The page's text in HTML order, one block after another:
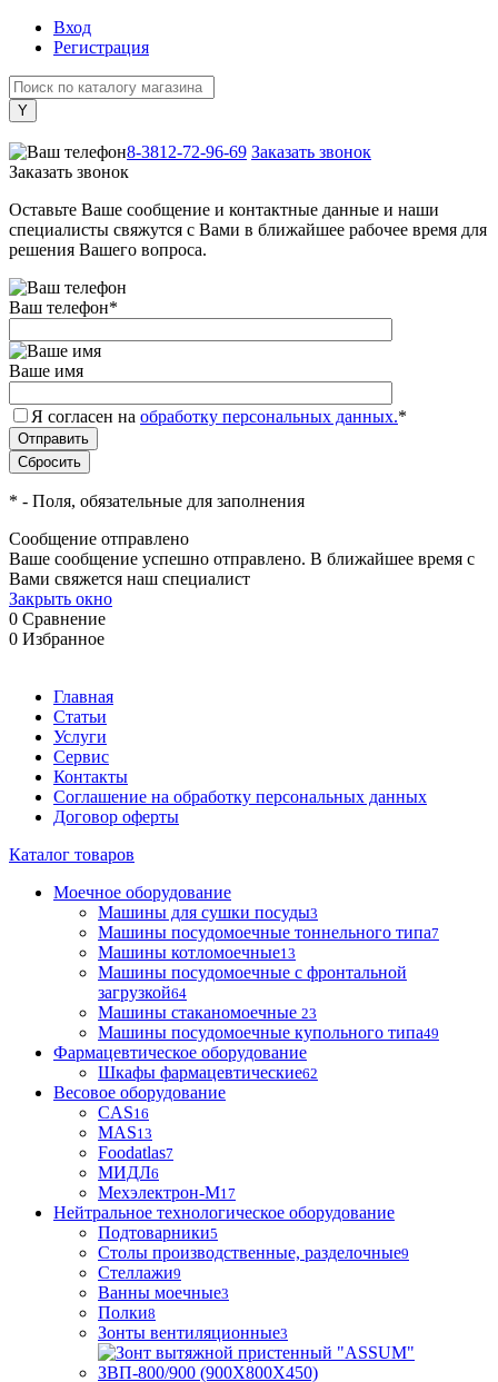
Вход
Регистрация
8-3812-72-96-69 Заказать звонок
Заказать звонок
Оставьте Ваше сообщение и контактные данные и наши
специалисты свяжутся с Вами в ближайшее рабочее время для
решения Вашего вопроса.
Ваш телефон*
Ваше имя
Я согласен на обработку персональных данных.*
* - Поля, обязательные для заполнения
Сообщение отправлено
Ваше сообщение успешно отправлено. В ближайшее время с
Вами свяжется наш специалист
Закрыть окно
0 Сравнение
0 Избранное
Главная
Статьи
Услуги
Сервис
Контакты
Соглашение на обработку персональных данных
Договор оферты
Каталог товаров
Моечное оборудование
Машины для сушки посуды3
Машины посудомоечные тоннельного типа7
Машины котломоечные13
Машины посудомоечные с фронтальной
загрузкой64
Машины стаканомоечные 23
Машины посудомоечные купольного типа49
Фармацевтическое оборудование
Шкафы фармацевтические62
Весовое оборудование
CAS16
MAS13
Foodatlas7
МИДЛ6
Мехэлектрон-М17
Нейтральное технологическое оборудование
Подтоварники5
Столы производственные, разделочные9
Стеллажи9
Ванны моечные3
Полки8
Зонты вентиляционные3